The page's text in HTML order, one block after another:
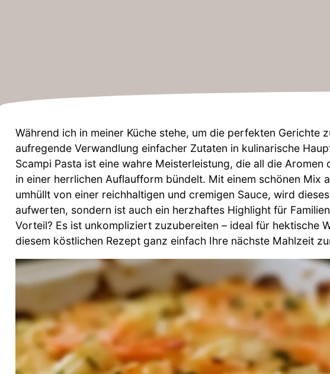
Während ich in meiner Küche stehe, um die perfekten Gerichte
aufregende Verwandlung einfacher Zutaten in kulinarische
Scampi Pasta ist eine wahre Meisterleistung, die all die
in einer herrlichen Auflaufform bündelt. Mit einem schönen Mix
umhüllt von einer reichhaltigen und cremigen Sauce, wird
aufwerten, sondern ist auch ein herzhaftes Highlight für
Vorteil? Es ist unkompliziert zuzubereiten – ideal für hektische
diesem köstlichen Rezept ganz einfach Ihre nächste Mahlzeit